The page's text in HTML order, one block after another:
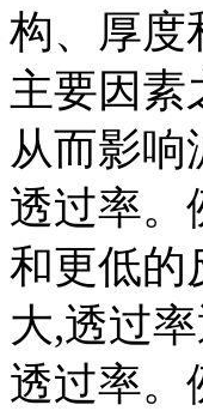
构、厚度
主要因素
从而影响
透过率。
和更低的
大,透过
透过率。